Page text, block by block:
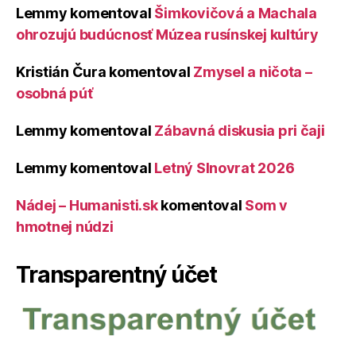
Lemmy komentoval Šimkovičová a Machala
ohrozujú budúcnosť Múzea rusínskej kultúry
Kristián Čura komentoval Zmysel a ničota –
osobná púť
Lemmy komentoval Zábavná diskusia pri čaji
Lemmy komentoval Letný Slnovrat 2026
Nádej – Humanisti.skkomentoval Som v
hmotnej núdzi
Transparentný účet